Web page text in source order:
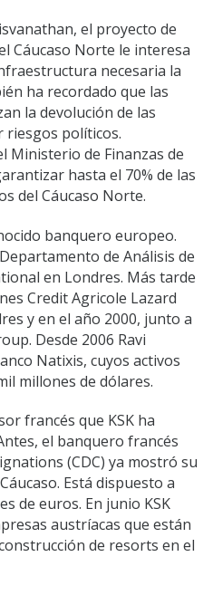
el proyecto de
Cáucaso Norte le interesa
necesaria la
ha recordado que las
la devolución de las
riesgos políticos.
Ministerio de Finanzas de
hasta el 70% de las
del Cáucaso Norte.
banquero europeo.
de Análisis de
en Londres. Más tarde
Credit Agricole Lazard
y en el año 2000, junto a
Desde 2006 Ravi
Natixis, cuyos activos
millones de dólares.
francés que KSK ha
el banquero francés
(CDC) ya mostró su
Está dispuesto a
de euros. En junio KSK
austríacas que están
de resorts en el